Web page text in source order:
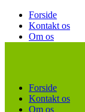
Forside
Kontakt os
Om os
Forside
Kontakt os
Om os